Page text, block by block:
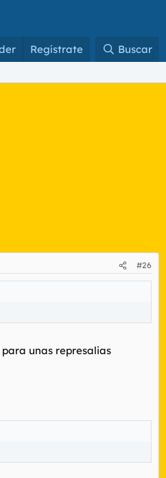
Regístrate Buscar
#26
unas represalias